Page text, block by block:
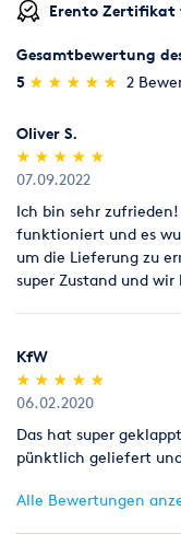
Erento Zertifikat
Gesamtbewertung
5 (*)
★
★
(*) ★
★
(*) ★
★
(*) ★
★
(*) ★
★ 2
Oliver S.
(*)
★
★
(*) ★
★
(*) ★
★
(*) ★
★
(*) ★
★
07.09.2022
Ich bin sehr
funktioniert und es
um die Lieferung zu
super Zustand und
KfW
(*)
★
★
(*) ★
★
(*) ★
★
(*) ★
★
(*) ★
★
06.02.2020
Das hat super
pünktlich geliefert
Alle Bewertungen